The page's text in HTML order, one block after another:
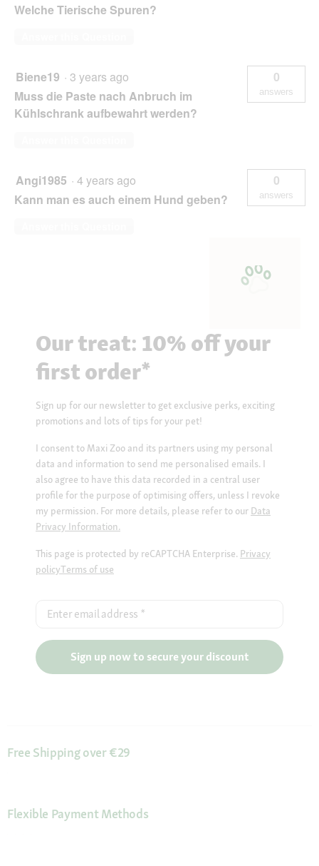
Welche Tierische Spuren?
Biene19 · 3 years ago
Muss die Paste nach Anbruch im
Kühlschrank aufbewahrt werden?
0
answers
Angi1985 · 4 years ago
Kann man es auch einem Hund geben?
0
answers
Our treat: 10% off your
first order*
Sign up for our newsletter to get exclusive perks, exciting
promotions and lots of tips for your pet!
I consent to Maxi Zoo and its partners using my personal
data and information to send me personalised emails. I
also agree to have this data recorded in a central user
profile for the purpose of optimising offers, unless I revoke
my permission. For more details, please refer to our Data
Privacy Information.
This page is protected by reCAPTCHA Enterprise. Privacy
policyTerms of use
Enter email address *
Sign up now to secure your discount
Free Shipping over €29
Flexible Payment Methods